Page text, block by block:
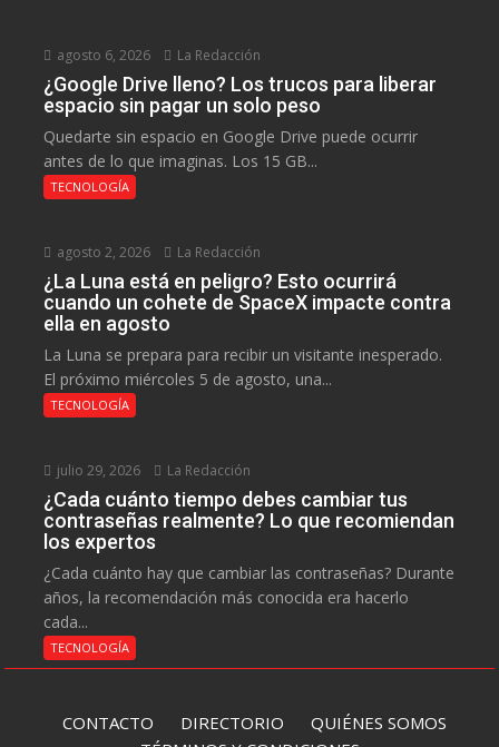
agosto 6, 2026 La Redacción
¿Google Drive lleno? Los trucos para liberar
espacio sin pagar un solo peso
Quedarte sin espacio en Google Drive puede ocurrir
antes de lo que imaginas. Los 15 GB...
TECNOLOGÍA
agosto 2, 2026 La Redacción
¿La Luna está en peligro? Esto ocurrirá
cuando un cohete de SpaceX impacte contra
ella en agosto
La Luna se prepara para recibir un visitante inesperado.
El próximo miércoles 5 de agosto, una...
TECNOLOGÍA
julio 29, 2026 La Redacción
¿Cada cuánto tiempo debes cambiar tus
contraseñas realmente? Lo que recomiendan
los expertos
¿Cada cuánto hay que cambiar las contraseñas? Durante
años, la recomendación más conocida era hacerlo
cada...
TECNOLOGÍA
CONTACTO DIRECTORIO QUIÉNES SOMOS